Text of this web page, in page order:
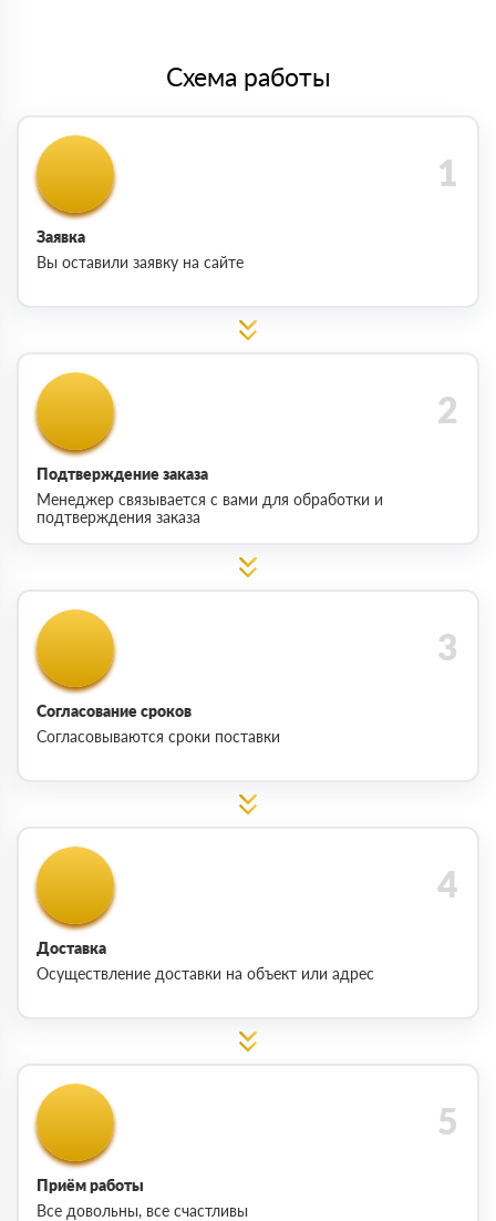
Схема работы
Заявка
Вы оставили заявку на сайте
Подтверждение заказа
Менеджер связывается с вами для обработки и
подтверждения заказа
Согласование сроков
Согласовываются сроки поставки
Доставка
Осуществление доставки на объект или адрес
Приём работы
Все довольны, все счастливы